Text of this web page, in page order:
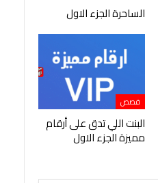
الساحرة الجزء الاول
قصص
البنت اللي تدق على أرقام
مميزة الجزء الاول